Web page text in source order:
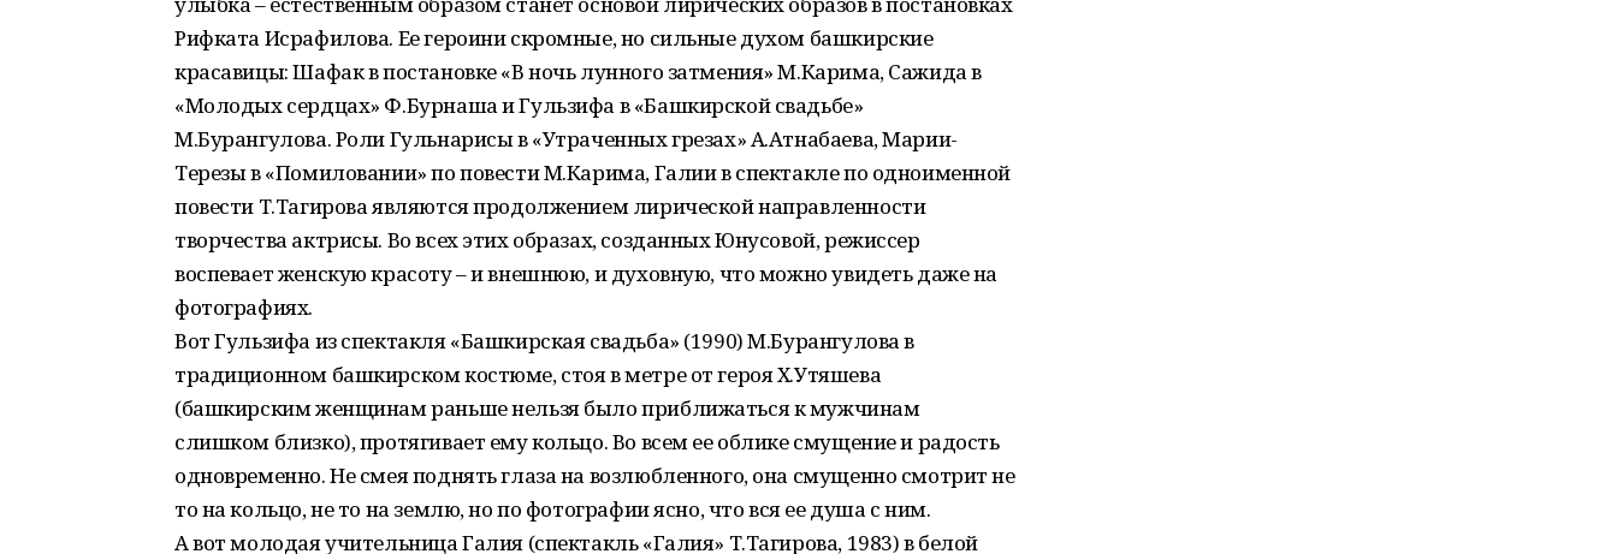
Рифката Исрафилова. Ее героини скромные, но сильные духом башкирские
красавицы: Шафак в постановке «В ночь лунного затмения» М.Карима, Сажида в
«Молодых сердцах» Ф.Бурнаша и Гульзифа в «Башкирской свадьбе»
М.Бурангулова. Роли Гульнарисы в «Утраченных грезах» А.Атнабаева, Марии-
Терезы в «Помиловании» по повести М.Карима, Галии в спектакле по одноименной
повести Т.Тагирова являются продолжением лирической направленности
творчества актрисы. Во всех этих образах, созданных Юнусовой, режиссер
воспевает женскую красоту – и внешнюю, и духовную, что можно увидеть даже на
фотографиях.
Вот Гульзифа из спектакля «Баш­кирская свадьба» (1990) М.Буран­гулова в
традиционном башкирском костюме, стоя в мет­ре от героя Х.Утяшева
(башкирским женщинам раньше нельзя было приближаться к мужчинам
слишком близко), протягивает ему кольцо. Во всем ее облике смущение и радость
одновременно. Не смея поднять глаза на возлюбленного, она смущенно смотрит не
то на кольцо, не то на землю, но по фотографии ясно, что вся ее душа с ним.
А вот молодая учительница Галия (спектакль «Галия» Т.Тагирова, 1983) в белой